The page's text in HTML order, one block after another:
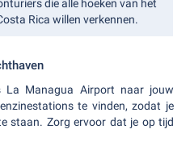
die alle hoeken van het
Rica willen verkennen.
La Managua Airport naar jouw
te vinden, zodat je
staan. Zorg ervoor dat je op tijd